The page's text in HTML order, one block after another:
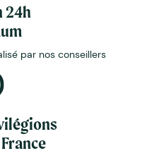
24h
par nos conseillers